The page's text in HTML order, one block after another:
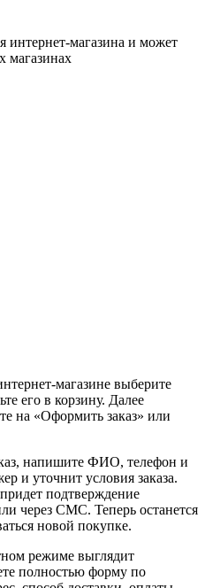
интернет-магазина и может
магазинах
магазине выберите
его в корзину. Далее
на «Оформить заказ» или
напишите ФИО, телефон и
и уточнит условия заказа.
подтверждение
через СМС. Теперь останется
новой покупке.
режиме выглядит
полностью форму по